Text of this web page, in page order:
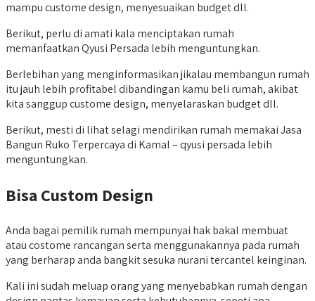
mampu custome design, menyesuaikan budget dll.
Berikut, perlu di amati kala menciptakan rumah
memanfaatkan Qyusi Persada lebih menguntungkan.
Berlebihan yang menginformasikan jikalau membangun rumah
itu jauh lebih profitabel dibandingan kamu beli rumah, akibat
kita sanggup custome design, menyelaraskan budget dll.
Berikut, mesti di lihat selagi mendirikan rumah memakai Jasa
Bangun Ruko Terpercaya di Kamal – qyusi persada lebih
menguntungkan.
Bisa Custom Design
Anda bagai pemilik rumah mempunyai hak bakal membuat
atau costome rancangan serta menggunakannya pada rumah
yang berharap anda bangkit sesuka nurani tercantel keinginan.
Kali ini sudah meluap orang yang menyebabkan rumah dengan